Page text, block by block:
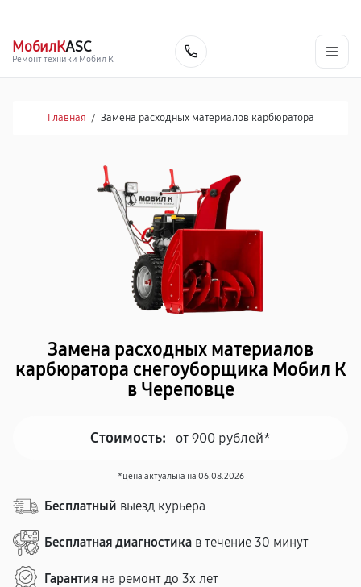
МобилКASC
Ремонт техники Мобил К
Главная / Замена расходных материалов карбюратора
Замена расходных материалов
карбюратора снегоуборщика Мобил К
в Череповце
Стоимость: от 900 рублей*
*цена актуальна на 06.08.2026
Бесплатный выезд курьера
Бесплатная диагностика в течение 30 минут
Гарантия на ремонт до 3х лет